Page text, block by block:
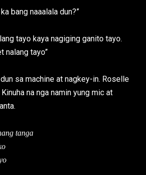
bang naaalala dun?”
tayo kaya nagiging ganito tayo.
nalang tayo”
sa machine at nagkey-in. Roselle
na nga namin yung mic at
tanga